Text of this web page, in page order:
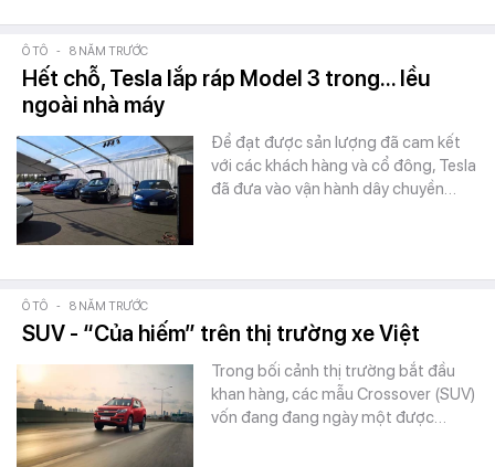
Ô TÔ - 8 NĂM TRƯỚC
Hết chỗ, Tesla lắp ráp Model 3 trong... lều
ngoài nhà máy
Để đạt được sản lượng đã cam kết
với các khách hàng và cổ đông, Tesla
đã đưa vào vận hành dây chuyền…
Ô TÔ - 8 NĂM TRƯỚC
SUV - “Của hiếm” trên thị trường xe Việt
Trong bối cảnh thị trường bắt đầu
khan hàng, các mẫu Crossover (SUV)
vốn đang đang ngày một được…